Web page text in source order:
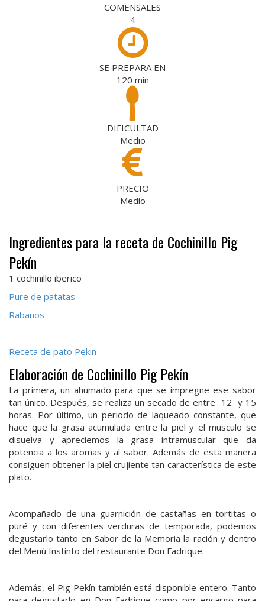
COMENSALES
4
SE PREPARA EN
120 min
DIFICULTAD
Medio
PRECIO
Medio
Ingredientes para la receta de Cochinillo Pig
Pekín
1 cochinillo iberico
Pure de patatas
Rabanos
Receta de pato Pekin
Elaboración de Cochinillo Pig Pekín
La primera, un ahumado para que se impregne ese sabor
tan único. Después, se realiza un secado de entre 12 y 15
horas. Por último, un periodo de laqueado constante, que
hace que la grasa acumulada entre la piel y el musculo se
disuelva y apreciemos la grasa intramuscular que da
potencia a los aromas y al sabor. Además de esta manera
consiguen obtener la piel crujiente tan característica de este
plato.
Acompañado de una guarnición de castañas en tortitas o
puré y con diferentes verduras de temporada, podemos
degustarlo tanto en Sabor de la Memoria la ración y dentro
del Menú Instinto del restaurante Don Fadrique.
Además, el Pig Pekín también está disponible entero. Tanto